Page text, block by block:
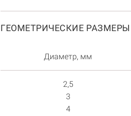
ГЕОМЕТРИЧЕСКИЕ
Диаметр, мм
2,5
3
4